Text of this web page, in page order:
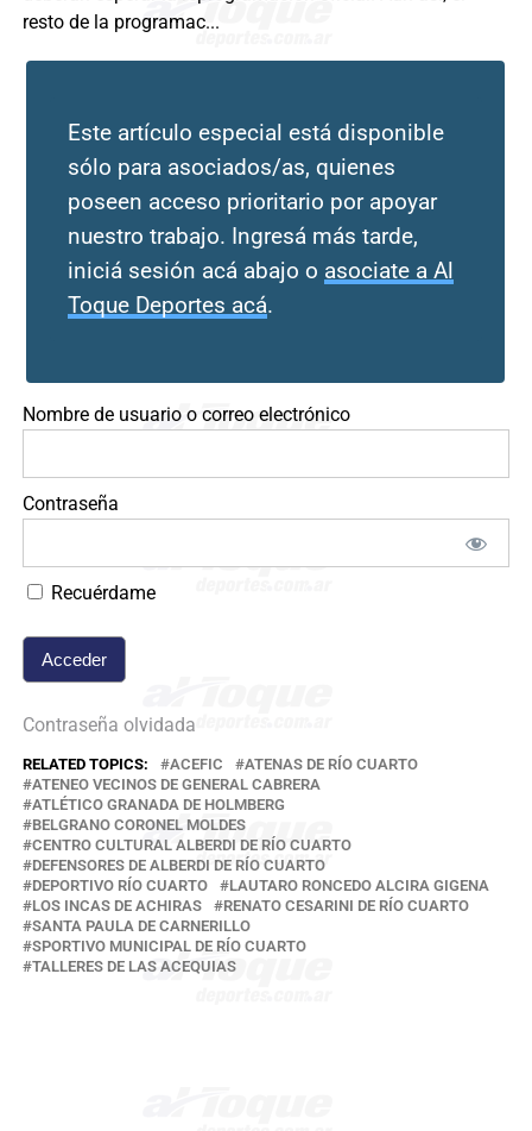
resto de la programac...
Este artículo especial está disponible
sólo para asociados/as, quienes
poseen acceso prioritario por apoyar
nuestro trabajo. Ingresá más tarde,
iniciá sesión acá abajo o asociate a Al
Toque Deportes acá.
Nombre de usuario o correo electrónico
Contraseña
Recuérdame
Contraseña olvidada
RELATED TOPICS: ACEFIC
ATENAS DE RÍO CUARTO
ATENEO VECINOS DE GENERAL CABRERA
ATLÉTICO GRANADA DE HOLMBERG
BELGRANO CORONEL MOLDES
CENTRO CULTURAL ALBERDI DE RÍO CUARTO
DEFENSORES DE ALBERDI DE RÍO CUARTO
DEPORTIVO RÍO CUARTO
LAUTARO RONCEDO ALCIRA GIGENA
LOS INCAS DE ACHIRAS
RENATO CESARINI DE RÍO CUARTO
SANTA PAULA DE CARNERILLO
SPORTIVO MUNICIPAL DE RÍO CUARTO
TALLERES DE LAS ACEQUIAS